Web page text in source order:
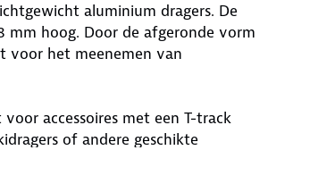
aluminium dragers. De
mm hoog. Door de afgeronde vorm
voor het meenemen van
accessoires met een T-track
of andere geschikte